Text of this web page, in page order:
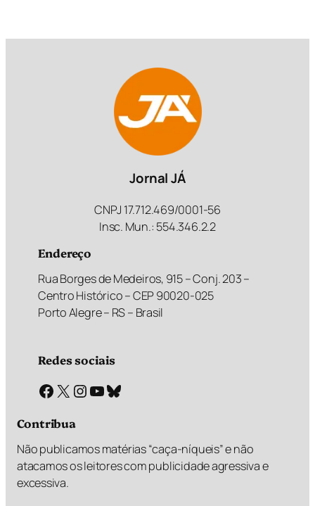
Jornal JÁ
CNPJ 17.712.469/0001-56
Insc. Mun.: 554.346.2.2
Endereço
Rua Borges de Medeiros, 915 – Conj. 203 –
Centro Histórico – CEP 90020-025
Porto Alegre – RS – Brasil
Redes sociais
Facebook X Instagram Youtube Bluesky
Contribua
Não publicamos matérias “caça-níqueis” e não
atacamos os leitores com publicidade agressiva e
excessiva.